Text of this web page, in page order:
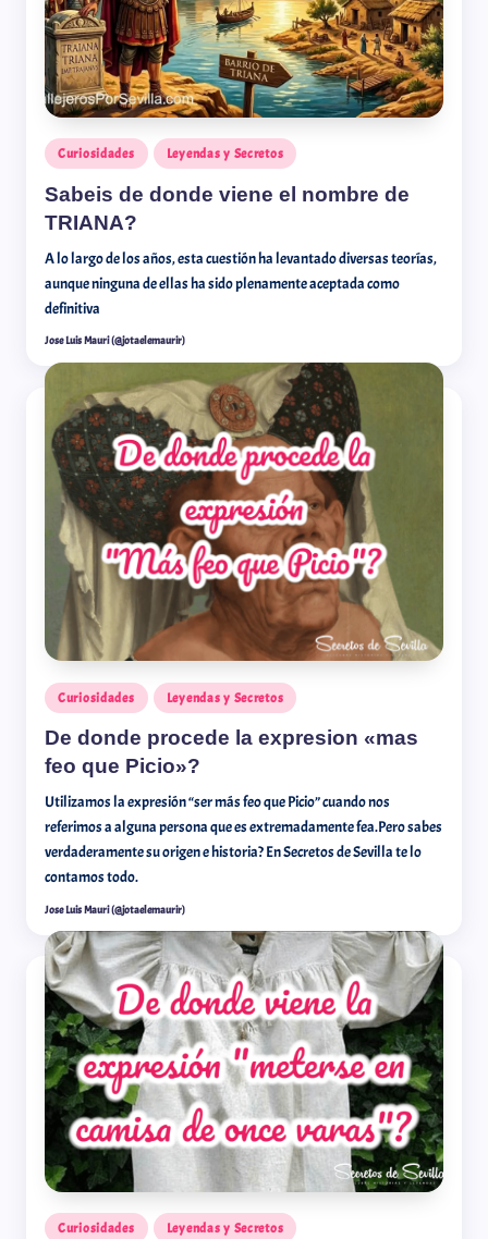
Curiosidades Leyendas y Secretos
Sabeis de donde viene el nombre de
TRIANA?
A lo largo de los años, esta cuestión ha levantado diversas teorías,
aunque ninguna de ellas ha sido plenamente aceptada como
definitiva
Jose Luis Mauri (@jotaelemaurir)
Curiosidades Leyendas y Secretos
De donde procede la expresion «mas
feo que Picio»?
Utilizamos la expresión “ser más feo que Picio” cuando nos
referimos a alguna persona que es extremadamente fea.Pero sabes
verdaderamente su origen e historia? En Secretos de Sevilla te lo
contamos todo.
Jose Luis Mauri (@jotaelemaurir)
Curiosidades Leyendas y Secretos